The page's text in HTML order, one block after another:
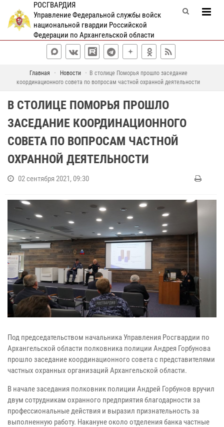
РОСГВАРДИЯ
Управление Федеральной службы войск
национальной гвардии Российской
Федерации по Архангельской области
Главная Новости
В столице Поморья прошло заседание
координационного совета по вопросам частной охранной деятельности
В СТОЛИЦЕ ПОМОРЬЯ ПРОШЛО
ЗАСЕДАНИЕ КООРДИНАЦИОННОГО
СОВЕТА ПО ВОПРОСАМ ЧАСТНОЙ
ОХРАННОЙ ДЕЯТЕЛЬНОСТИ
02 сентября 2021, 09:30
Под председательством начальника Управления Росгвардии по
Архангельской области полковника полиции Андрея Горбунова
прошло заседание координационного совета с представителями
частных охранных организаций Архангельской области.
В начале заседания полковник полиции Андрей Горбунов вручил
двум сотрудникам охранного предприятия благодарности за
профессиональные действия и выразил признательность за
выполненную работу. Накануне около отделения банка частные